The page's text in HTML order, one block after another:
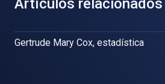
Artículos relacionados
Gertrude Mary Cox, estadística